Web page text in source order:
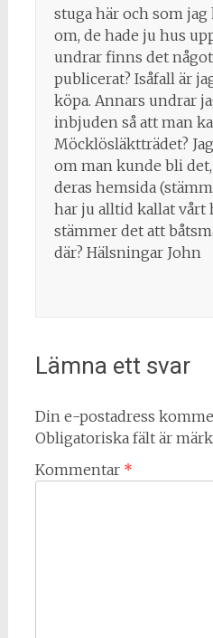
stuga här och som
om, de hade ju hus
undrar finns det
publicerat? Isåfall är
köpa. Annars undrar
inbjuden så att man
Möcklösläktträdet?
om man kunde bli
deras hemsida
har ju alltid kallat vårt
stämmer det att
där? Hälsningar John
Lämna ett svar
Din e-postadress
Obligatoriska fält är
Kommentar *